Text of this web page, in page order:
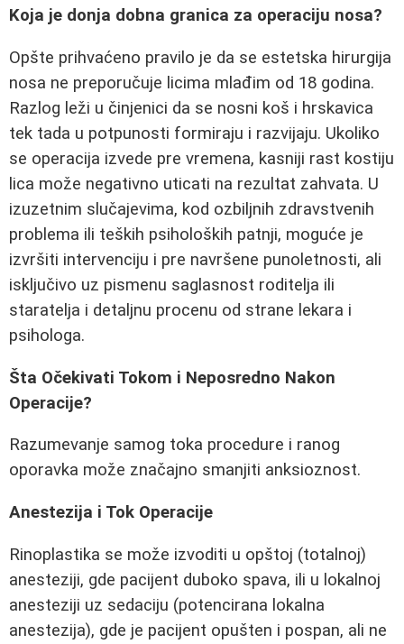
Koja je donja dobna granica za operaciju nosa?
Opšte prihvaćeno pravilo je da se estetska hirurgija
nosa ne preporučuje licima mlađim od 18 godina.
Razlog leži u činjenici da se nosni koš i hrskavica
tek tada u potpunosti formiraju i razvijaju. Ukoliko
se operacija izvede pre vremena, kasniji rast kostiju
lica može negativno uticati na rezultat zahvata. U
izuzetnim slučajevima, kod ozbiljnih zdravstvenih
problema ili teških psiholoških patnji, moguće je
izvršiti intervenciju i pre navršene punoletnosti, ali
isključivo uz pismenu saglasnost roditelja ili
staratelja i detaljnu procenu od strane lekara i
psihologa.
Šta Očekivati Tokom i Neposredno Nakon
Operacije?
Razumevanje samog toka procedure i ranog
oporavka može značajno smanjiti anksioznost.
Anestezija i Tok Operacije
Rinoplastika se može izvoditi u opštoj (totalnoj)
anesteziji, gde pacijent duboko spava, ili u lokalnoj
anesteziji uz sedaciju (potencirana lokalna
anestezija), gde je pacijent opušten i pospan, ali ne